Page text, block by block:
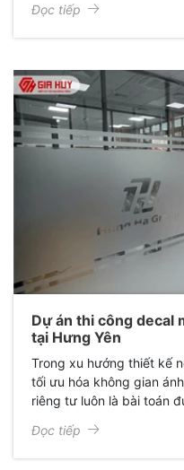
công decal siêu trong in
Phương, mang lại một
Đọc tiếp
Dự án thi công decal
tại Hưng Yên
Trong xu hướng thiết kế
tối ưu hóa không gian
riêng tư luôn là bài toán
sắc dự án thi công decal
Hoàng Linh tại Hưng
Đọc tiếp